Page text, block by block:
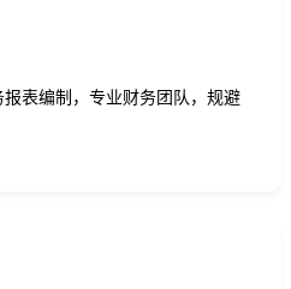
表编制，专业财务团队，规避